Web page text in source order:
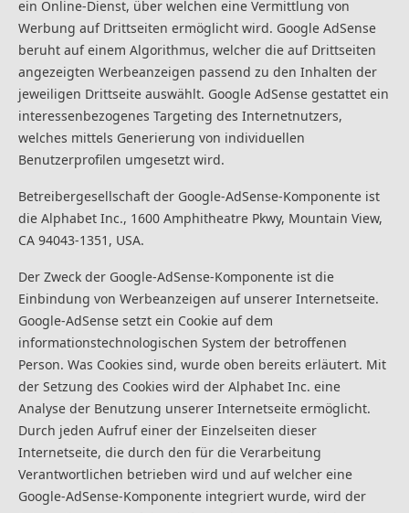
ein Online-Dienst, über welchen eine Vermittlung von
Werbung auf Drittseiten ermöglicht wird. Google AdSense
beruht auf einem Algorithmus, welcher die auf Drittseiten
angezeigten Werbeanzeigen passend zu den Inhalten der
jeweiligen Drittseite auswählt. Google AdSense gestattet ein
interessenbezogenes Targeting des Internetnutzers,
welches mittels Generierung von individuellen
Benutzerprofilen umgesetzt wird.
Betreibergesellschaft der Google-AdSense-Komponente ist
die Alphabet Inc., 1600 Amphitheatre Pkwy, Mountain View,
CA 94043-1351, USA.
Der Zweck der Google-AdSense-Komponente ist die
Einbindung von Werbeanzeigen auf unserer Internetseite.
Google-AdSense setzt ein Cookie auf dem
informationstechnologischen System der betroffenen
Person. Was Cookies sind, wurde oben bereits erläutert. Mit
der Setzung des Cookies wird der Alphabet Inc. eine
Analyse der Benutzung unserer Internetseite ermöglicht.
Durch jeden Aufruf einer der Einzelseiten dieser
Internetseite, die durch den für die Verarbeitung
Verantwortlichen betrieben wird und auf welcher eine
Google-AdSense-Komponente integriert wurde, wird der